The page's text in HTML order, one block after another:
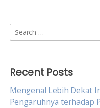
Search
for:
Recent Posts
Mengenal Lebih Dekat
Pengaruhnya terhadap